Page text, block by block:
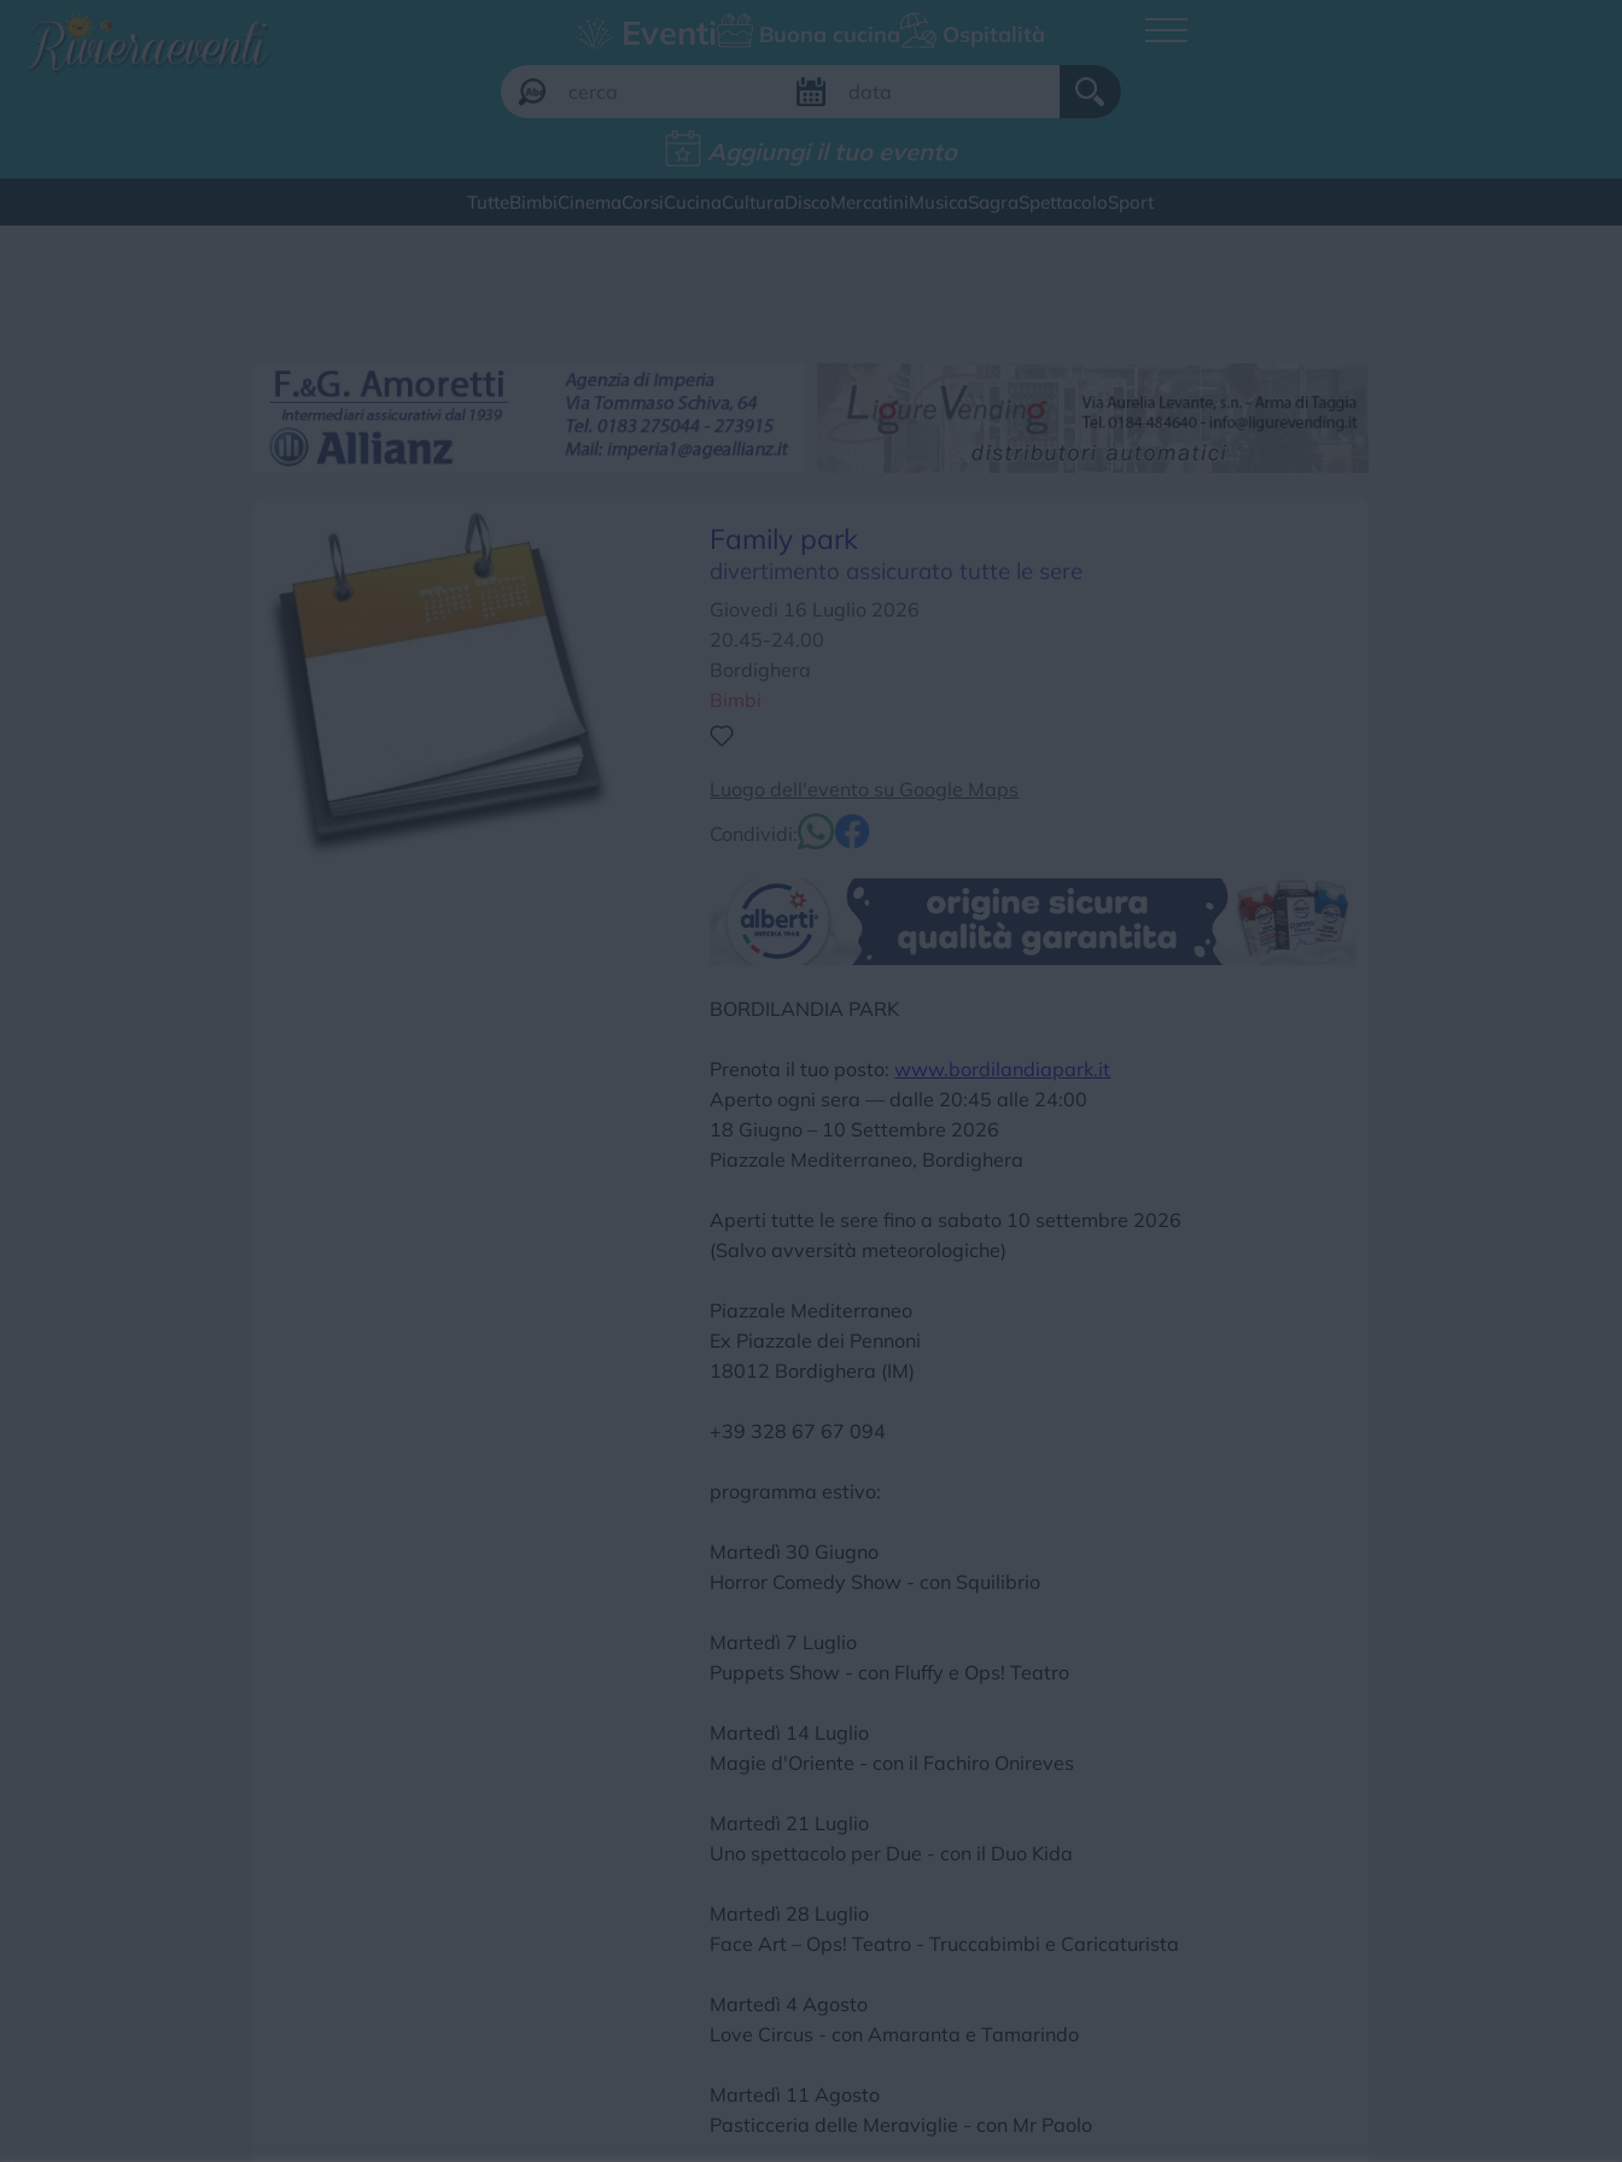
Eventi Buona cucina Ospitalità
Aggiungi il tuo evento
TutteBimbiCinemaCorsiCucinaCulturaDiscoMercatiniMusicaSagraSpettacoloSport
Aggiungi il tuo evento
FILTRI EVENTI
CATEGORIE EVENTI
Chi siamoPrivacy e Cookie Login
Family park
divertimento assicurato tutte le sere
Giovedi 16 Luglio 2026
20.45-24.00
Bordighera
Bimbi
Luogo dell'evento su Google Maps
Condividi:
BORDILANDIA PARK
Prenota il tuo posto: www.bordilandiapark.it
Aperto ogni sera — dalle 20:45 alle 24:00
18 Giugno – 10 Settembre 2026
Piazzale Mediterraneo, Bordighera
Aperti tutte le sere fino a sabato 10 settembre 2026
(Salvo avversità meteorologiche)
Piazzale Mediterraneo
Ex Piazzale dei Pennoni
18012 Bordighera (IM)
+39 328 67 67 094
programma estivo:
Martedì 30 Giugno
Horror Comedy Show - con Squilibrio
Martedì 7 Luglio
Puppets Show - con Fluffy e Ops! Teatro
Martedì 14 Luglio
Magie d'Oriente - con il Fachiro Onireves
Martedì 21 Luglio
Uno spettacolo per Due - con il Duo Kida
Martedì 28 Luglio
Face Art – Ops! Teatro - Truccabimbi e Caricaturista
Martedì 4 Agosto
Love Circus - con Amaranta e Tamarindo
Martedì 11 Agosto
Pasticceria delle Meraviglie - con Mr Paolo